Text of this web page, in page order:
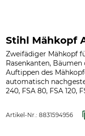
Stihl Mähkopf
Zweifädiger Mähkopf
Rasenkanten,
Auftippen des
automatisch
240, FSA 80, FSA 120,
Artikel-Nr.: 8831594956